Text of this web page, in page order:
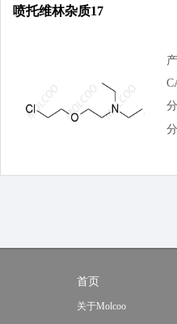
喷托维林杂质17
首页
关于Molcoo